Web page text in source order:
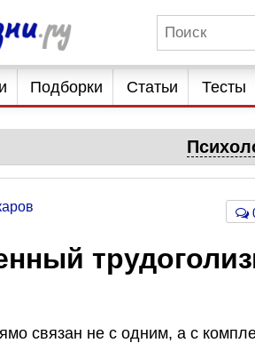
Подборки Статьи Тесты
связан не с одним, а с